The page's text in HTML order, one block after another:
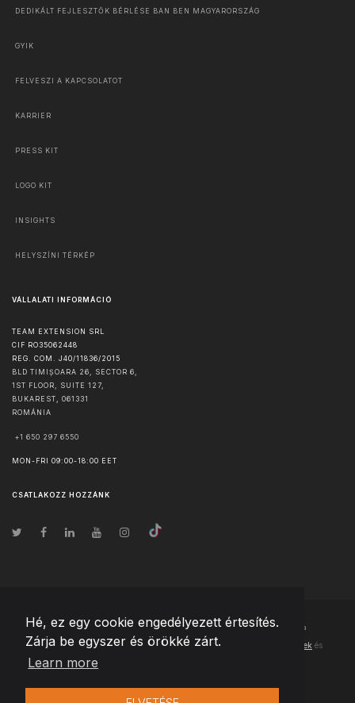
Hé, ez egy cookie engedélyezett értesítés.
Zárja be egyszer és örökké zárt.
Learn more
DEDIKÁLT FEJLESZTŐK BÉRLÉSE BAN BEN MAGYARORSZÁG
GYIK
FELVESZI A KAPCSOLATOT
KARRIER
PRESS KIT
LOGO KIT
INSIGHTS
HELYSZÍNI TÉRKÉP
VÁLLALATI INFORMÁCIÓ
TEAM EXTENSION SRL
CIF RO35062448
REG. COM. J40/11836/2015
BLD TIMIȘOARA 26, SECTOR 6,
1ST FLOOR, SUITE 127,
BUKAREST
061331
ROMÁNIA
+1 650 297 6550
MON-FRI 09:00-18:00 EET
CSATLAKOZZ HOZZÁNK
© Szerzői jog2026 Team Extension Hungary- Minden jog fenntartva
Changelog ● Ezen webhely használatával elfogadja Használati feltételek és